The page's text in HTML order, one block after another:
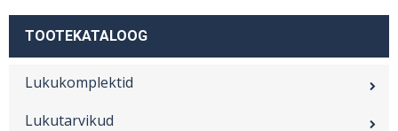
TOOTEKATALOOG
Lukukomplektid
Lukutarvikud